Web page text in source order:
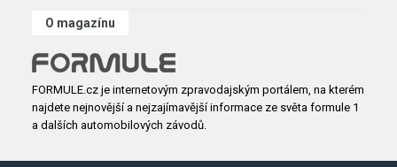
O magazínu
FORMULE.cz je internetovým zpravodajským portálem, na kterém
najdete nejnovější a nejzajímavější informace ze světa formule 1
a dalších automobilových závodů.